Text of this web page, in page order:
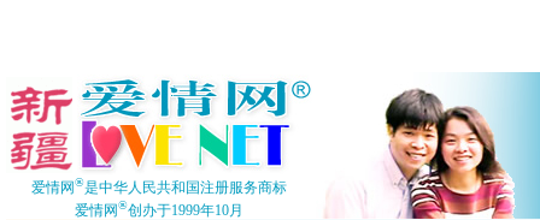
爱情网®是中华人民共和国注册服务商标
爱情网®创办于1999年10月